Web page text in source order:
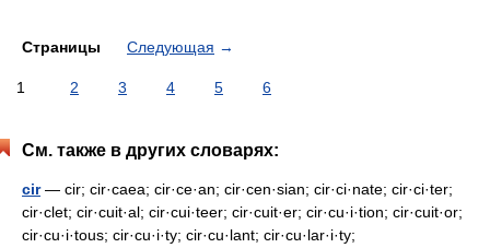
Страницы Следующая →
1 2 3 4 5 6
См. также в других словарях:
cir— cir; cir·caea; cir·ce·an; cir·cen·sian; cir·ci·nate; cir·ci·ter;
cir·clet; cir·cuit·al; cir·cui·teer; cir·cuit·er; cir·cu·i·tion; cir·cuit·or;
cir·cu·i·tous; cir·cu·i·ty; cir·cu·lant; cir·cu·lar·i·ty;